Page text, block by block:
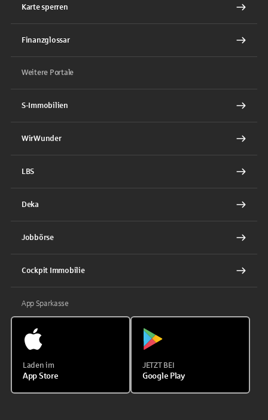
Karte sperren
Finanzglossar
Weitere Portale
S-Immobilien
WirWunder
LBS
Deka
Jobbörse
Cockpit Immobilie
App Sparkasse
Laden im
App Store
JETZT BEI
Google Play